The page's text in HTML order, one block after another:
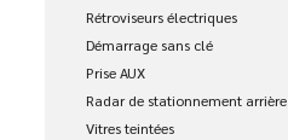
Rétroviseurs électriques
Démarrage sans clé
Prise AUX
Radar de stationnement arrière
Vitres teintées